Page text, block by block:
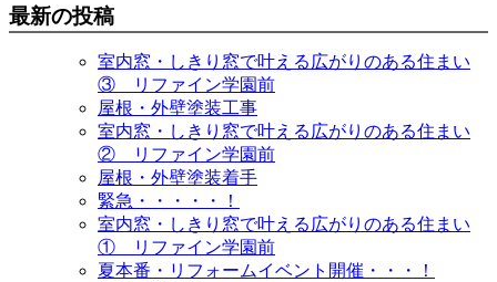
最新の投稿
室内窓・しきり窓で叶える広がりのある住まい
③ リファイン学園前
屋根・外壁塗装工事
室内窓・しきり窓で叶える広がりのある住まい
② リファイン学園前
屋根・外壁塗装着手
緊急・・・・・！
室内窓・しきり窓で叶える広がりのある住まい
① リファイン学園前
夏本番・リフォームイベント開催・・・！